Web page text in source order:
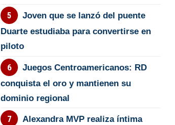
Joven que se lanzó del puente
Duarte estudiaba para convertirse en
piloto
Juegos Centroamericanos: RD
conquista el oro y mantienen su
dominio regional
Alexandra MVP realiza íntima